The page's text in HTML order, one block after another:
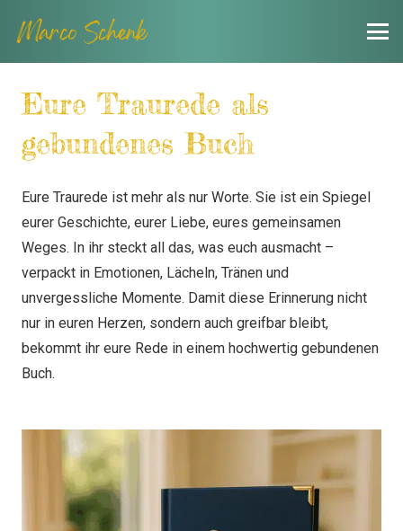
Eure Traurede als
gebundenes Buch
Eure Traurede ist mehr als nur Worte. Sie ist ein Spiegel
eurer Geschichte, eurer Liebe, eures gemeinsamen
Weges. In ihr steckt all das, was euch ausmacht –
verpackt in Emotionen, Lächeln, Tränen und
unvergessliche Momente. Damit diese Erinnerung nicht
nur in euren Herzen, sondern auch greifbar bleibt,
bekommt ihr eure Rede in einem hochwertig gebundenen
Buch.